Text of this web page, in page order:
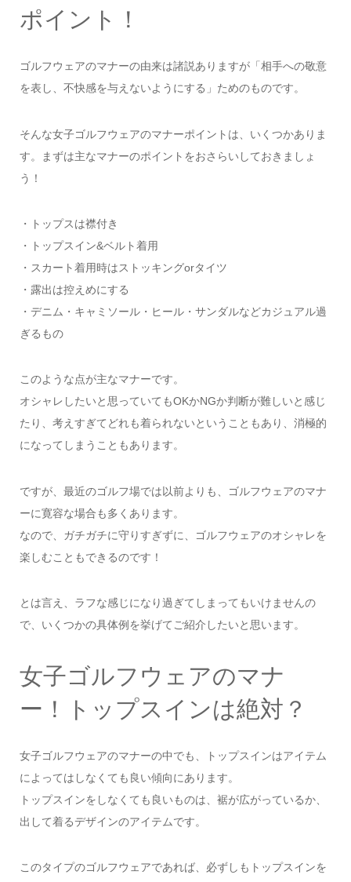
ポイント！
ゴルフウェアのマナーの由来は諸説ありますが「相手への敬意
を表し、不快感を与えないようにする」ためのものです。
そんな女子ゴルフウェアのマナーポイントは、いくつかありま
す。まずは主なマナーのポイントをおさらいしておきましょ
う！
・トップスは襟付き
・トップスイン&ベルト着用
・スカート着用時はストッキングorタイツ
・露出は控えめにする
・デニム・キャミソール・ヒール・サンダルなどカジュアル過
ぎるもの
このような点が主なマナーです。
オシャレしたいと思っていてもOKかNGか判断が難しいと感じ
たり、考えすぎてどれも着られないということもあり、消極的
になってしまうこともあります。
ですが、最近のゴルフ場では以前よりも、ゴルフウェアのマナ
ーに寛容な場合も多くあります。
なので、ガチガチに守りすぎずに、ゴルフウェアのオシャレを
楽しむこともできるのです！
とは言え、ラフな感じになり過ぎてしまってもいけませんの
で、いくつかの具体例を挙げてご紹介したいと思います。
女子ゴルフウェアのマナ
ー！トップスインは絶対？
女子ゴルフウェアのマナーの中でも、トップスインはアイテム
によってはしなくても良い傾向にあります。
トップスインをしなくても良いものは、裾が広がっているか、
出して着るデザインのアイテムです。
このタイプのゴルフウェアであれば、必ずしもトップスインを